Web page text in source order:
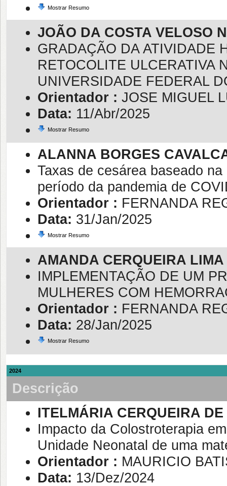
Mostrar Resumo
JOÃO DA COSTA VELOSO
GRADAÇÃO DA ATIVIDADE
RETOCOLITE ULCERATIVA
UNIVERSIDADE FEDERAL
Orientador : JOSE MIGUEL
Data: 11/Abr/2025
Mostrar Resumo
ALANNA BORGES
Taxas de cesárea baseado
período da pandemia de
Orientador : FERNANDA
Data: 31/Jan/2025
Mostrar Resumo
AMANDA CERQUEIRA
IMPLEMENTAÇÃO DE UM
MULHERES COM
Orientador : FERNANDA
Data: 28/Jan/2025
Mostrar Resumo
2024
Descrição
ITELMÁRIA CERQUEIRA
Impacto da Colostroterapia
Unidade Neonatal de uma
Orientador : MAURICIO
Data: 13/Dez/2024